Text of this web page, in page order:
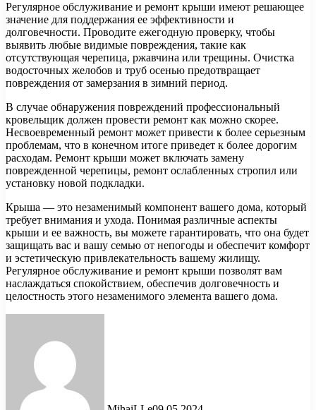
Регулярное обслуживание и ремонт крыши имеют решающее
значение для поддержания ее эффективности и
долговечности. Проводите ежегодную проверку, чтобы
выявить любые видимые повреждения, такие как
отсутствующая черепица, ржавчина или трещины. Очистка
водосточных желобов и труб осенью предотвращает
повреждения от замерзания в зимний период.
В случае обнаружения повреждений профессиональный
кровельщик должен провести ремонт как можно скорее.
Несвоевременный ремонт может привести к более серьезным
проблемам, что в конечном итоге приведет к более дорогим
расходам. Ремонт крыши может включать замену
поврежденной черепицы, ремонт ослабленных стропил или
установку новой подкладки.
Крыша — это незаменимый компонент вашего дома, который
требует внимания и ухода. Понимая различные аспекты
крыши и ее важность, вы можете гарантировать, что она будет
защищать вас и вашу семью от непогоды и обеспечит комфорт
и эстетическую привлекательность вашему жилищу.
Регулярное обслуживание и ремонт крыши позволят вам
наслаждаться спокойствием, обеспечив долговечность и
целостность этого незаменимого элемента вашего дома.